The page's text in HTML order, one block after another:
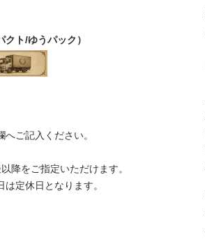
ト/ゆうパック）
ご記入ください。
降をご指定いただけます。
定休日となります。